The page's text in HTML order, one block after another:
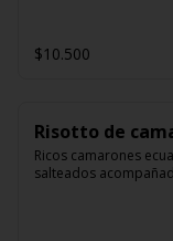
$10.500
Risotto de
Ricos camarones
salteados